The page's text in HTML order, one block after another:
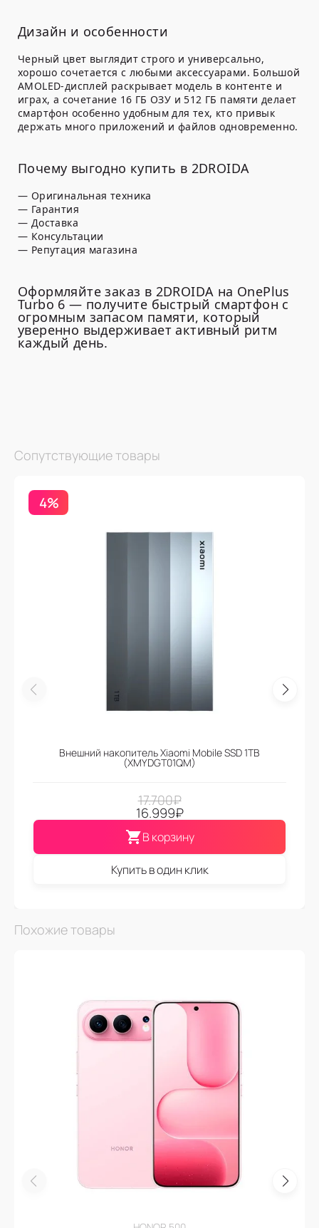
Дизайн и особенности
Черный цвет выглядит строго и универсально,
хорошо сочетается с любыми аксессуарами. Большой
AMOLED-дисплей раскрывает модель в контенте и
играх, а сочетание 16 ГБ ОЗУ и 512 ГБ памяти делает
смартфон особенно удобным для тех, кто привык
держать много приложений и файлов одновременно.
Почему выгодно купить в 2DROIDA
— Оригинальная техника
— Гарантия
— Доставка
— Консультации
— Репутация магазина
Оформляйте заказ в 2DROIDA на OnePlus
Turbo 6 — получите быстрый смартфон с
огромным запасом памяти, который
уверенно выдерживает активный ритм
каждый день.
Сопутствующие товары
4%
Внешний накопитель Xiaomi Mobile SSD 1TB
(XMYDGT01QM)
17.700₽
16.999₽
В корзину
Купить в один клик
Похожие товары